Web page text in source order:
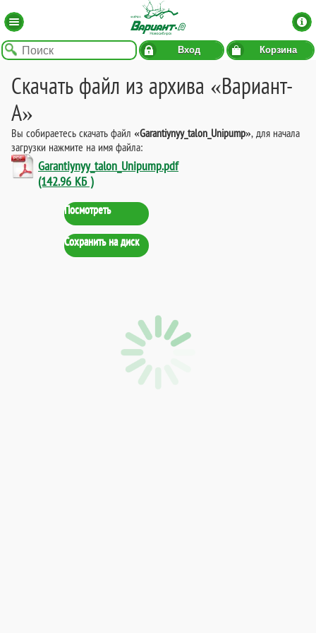
Вход Корзина
Скачать файл из архива «Вариант-
А»
Вы собираетесь скачать файл «Garantiynyy_talon_Unipump», для начала
загрузки нажмите на имя файла:
Garantiynyy_talon_Unipump.pdf
(142.96 КБ )
Посмотреть
Сохранить на диск